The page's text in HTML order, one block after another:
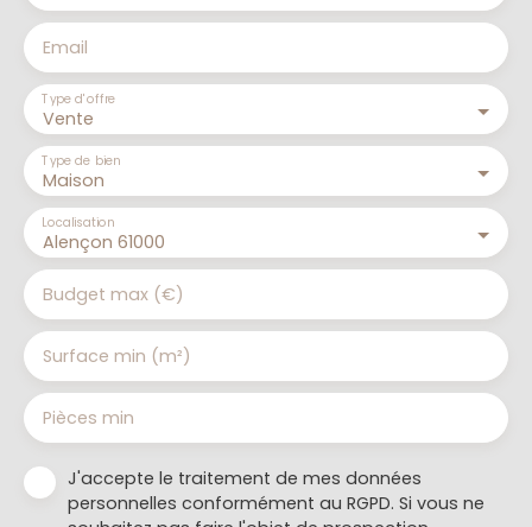
Email
Vente
Type d'offre
Maison
Type de bien
Alençon 61000
Localisation
Budget max (€)
Surface min (m²)
Pièces min
J'accepte le traitement de mes données
personnelles conformément au RGPD. Si vous ne